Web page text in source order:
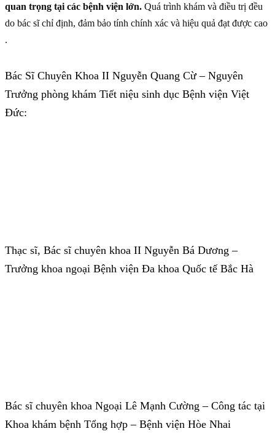
quan trọng tại các bệnh viện lớn. Quá trình khám và điều trị đều
do bác sĩ chỉ định, đảm bảo tính chính xác và hiệu quả đạt được cao
.
Bác Sĩ Chuyên Khoa II Nguyễn Quang Cừ – Nguyên
Trưởng phòng khám Tiết niệu sinh dục Bệnh viện Việt
Đức:
Thạc sĩ, Bác sĩ chuyên khoa II Nguyễn Bá Dương –
Trưởng khoa ngoại Bệnh viện Đa khoa Quốc tế Bắc Hà
Bác sĩ chuyên khoa Ngoại Lê Mạnh Cường – Công tác tại
Khoa khám bệnh Tổng hợp – Bệnh viện Hòe Nhai